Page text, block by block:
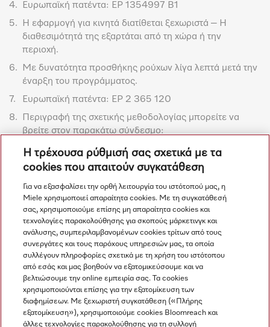
4.
Ευρωπαϊκή πατέντα: EP 1354997 B1
5.
Η εφαρμογή για κινητά διατίθεται ξεχωριστά – Η
διαθεσιμότητά της εξαρτάται από τη χώρα ή την
περιοχή.
6.
Με δυνατότητα προσθήκης ρούχων λίγα λεπτά μετά την
έναρξη του προγράμματος.
7.
Ευρωπαϊκή πατέντα: EP 2 365 120
8.
Περιγραφή της σχετικής μεθοδολογίας μπορείτε να
βρείτε στον παρακάτω σύνδεσμο:
uefberichte_Virussiegel/LittleGiant_Viruswirksamkeit_
Testkriterien_Virus_effectiveness_test_criteria_2022
_1.pdf
Με την επιφύλαξη τεχνικών αλλαγών- καμία ευθύνη για την
ακρίβεια των παρεχόμενων πληροφοριών. Δείτε τους
Γενικούς Όρους και Προϋποθέσεις στο υποσέλιδο για
πρόσθετες λεπτομέρειες.
Η τρέχουσα ρύθμισή σας σχετικά με τα
cookies που απαιτούν συγκατάθεση
Για να εξασφαλίσει την ορθή λειτουργία του ιστότοπού μας, η
Miele χρησιμοποιεί απαραίτητα cookies. Με τη συγκατάθεσή
σας, χρησιμοποιούμε επίσης μη απαραίτητα cookies και
τεχνολογίες παρακολούθησης για σκοπούς μάρκετινγκ και
ανάλυσης, συμπεριλαμβανομένων cookies τρίτων από τους
συνεργάτες και τους παρόχους υπηρεσιών μας, τα οποία
συλλέγουν πληροφορίες σχετικά με τη χρήση του ιστότοπου
από εσάς και μας βοηθούν να εξατομικεύσουμε και να
βελτιώσουμε την online εμπειρία σας. Τα cookies
χρησιμοποιούνται επίσης για την εξατομίκευση των
διαφημίσεων. Με ξεχωριστή συγκατάθεση («Πλήρης
εξατομίκευση»), χρησιμοποιούμε cookies Bloomreach και
άλλες τεχνολογίες παρακολούθησης για τη συλλογή